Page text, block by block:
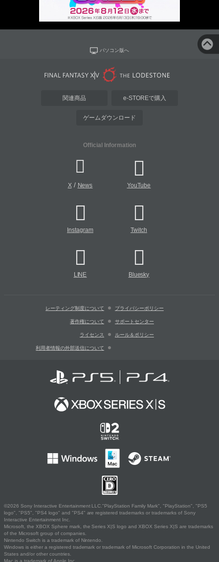
パソコン版へ
関連商品 e-STOREで購入
ゲームダウンロード
Official Information
X/ News YouTube
Instagram Twitch
LINE Bluesky
レーティング制度について プライバシーポリシー
著作権について サポートセンター
ライセンス ルール＆ポリシー
利用者情報の外部送信について
©2026 Sony Interactive Entertainment LLC."PlayStation Family Mark", "PlayStation", "PS5
logo", "PS5", "PS4 logo" and "PS4" are registered trademarks or trademarks of Sony
Interactive Entertainment Inc.
Microsoft, the XBOX Sphere mark, the Series X|S logo and XBOX Series X|S are trademarks
of the Microsoft group of companies.
Nintendo Switch is a trademark of Nintendo.
Windows is either a registered trademark or trademark of Microsoft Corporation in the United
States and/or other countries.
Mac is a trademark of Apple Inc.